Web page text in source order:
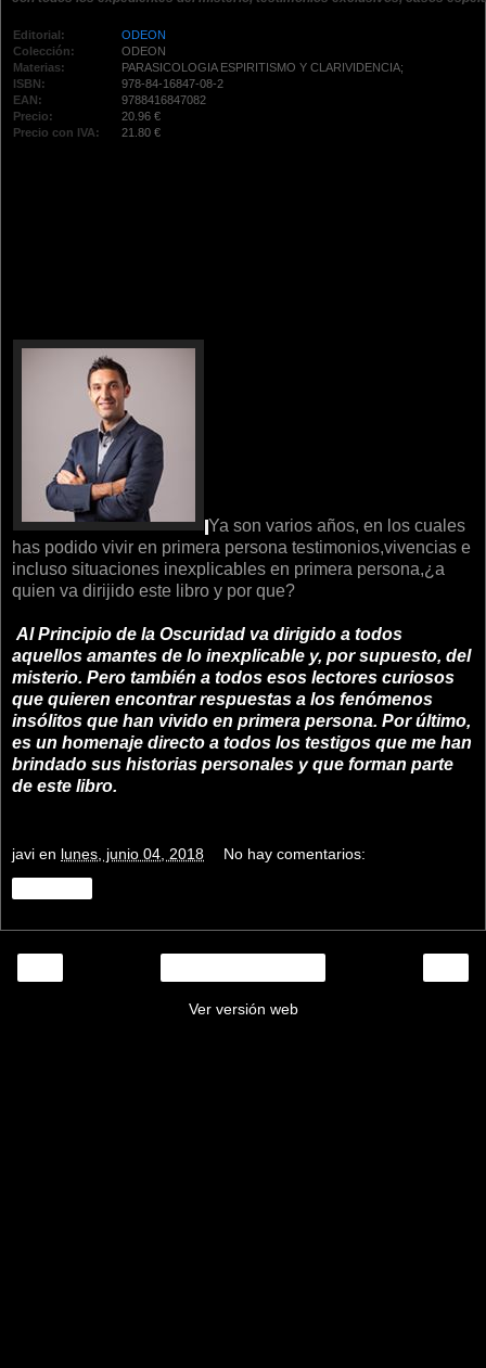
Editorial:
ODEON
Colección:
ODEON
Materias:
PARASICOLOGIA ESPIRITISMO Y CLARIVIDENCIA;
ISBN:
978-84-16847-08-2
EAN:
9788416847082
Precio:
20.96 €
Precio con IVA:
21.80 €
Ya son varios años, en los cuales
has podido vivir en primera persona testimonios,vivencias e
incluso situaciones inexplicables en primera persona,¿a
quien va dirijido este libro y por que?
Al Principio de la Oscuridad va dirigido a todos
aquellos amantes de lo inexplicable y, por supuesto, del
misterio. Pero también a todos esos lectores curiosos
que quieren encontrar respuestas a los fenómenos
insólitos que han vivido en primera persona. Por último,
es un homenaje directo a todos los testigos que me han
brindado sus historias personales y que forman parte
de este libro.
javi en lunes, junio 04, 2018 No hay comentarios:
Ver versión web